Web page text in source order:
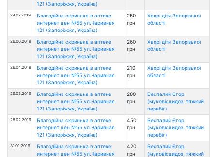
121 (Запоріжжя, Україна)
24.07.2019
Благодійна скринька в аптеке
интернет цен №55 ул.Чаривная
121 (Запоріжжя, Україна)
250
грн
Хворі діти Запорізької
області
26.06.2019
Благодійна скринька в аптеке
интернет цен №55 ул.Чаривная
121 (Запоріжжя, Україна)
260
грн
Хворі діти Запорізької
області
26.04.2019
Благодійна скринька в аптеке
интернет цен №55 ул.Чаривная
121 (Запоріжжя, Україна)
210
грн
Хворі діти Запорізької
області
29.03.2019
Благодійна скринька в аптеке
интернет цен №55 ул.Чаривная
121 (Запоріжжя, Україна)
280
грн
Беспалий Єгор
(муковісцидоз, тяжкий
перебіг)
28.02.2019
Благодійна скринька в аптеке
интернет цен №55 ул.Чаривная
121 (Запоріжжя, Україна)
450
грн
Беспалий Єгор
(муковісцидоз, тяжкий
перебіг)
31.01.2019
Благодійна скринька в аптеке
интернет цен №55 ул.Чаривная
420
грн
Беспалий Єгор
(муковісцидоз, тяжкий